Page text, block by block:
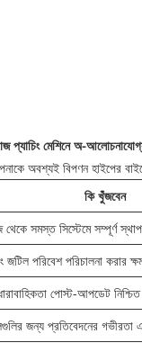
প্যাচিং মেশিনে অ-
অবশ্যই বিপণন হাইপের
কি খুঁজবেন
থেকে সমস্ত সিস্টেমে সম্পূর্ণ
জটিল পরিবেশ পরিচালনা করার
পোস্ট-আপডেট
জন্য প্রতিবেদনের গভীরতা